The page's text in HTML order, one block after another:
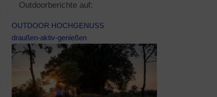
Outdoorberichte auf:
OUTDOOR HOCHGENUSS
draußen-aktiv-genießen